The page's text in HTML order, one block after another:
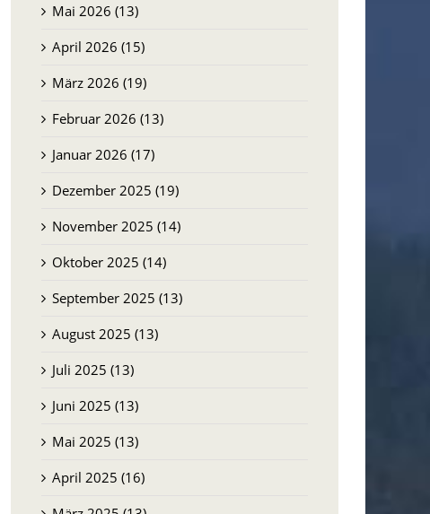
Mai 2026 (13)
April 2026 (15)
März 2026 (19)
Februar 2026 (13)
Januar 2026 (17)
Dezember 2025 (19)
November 2025 (14)
Oktober 2025 (14)
September 2025 (13)
August 2025 (13)
Juli 2025 (13)
Juni 2025 (13)
Mai 2025 (13)
April 2025 (16)